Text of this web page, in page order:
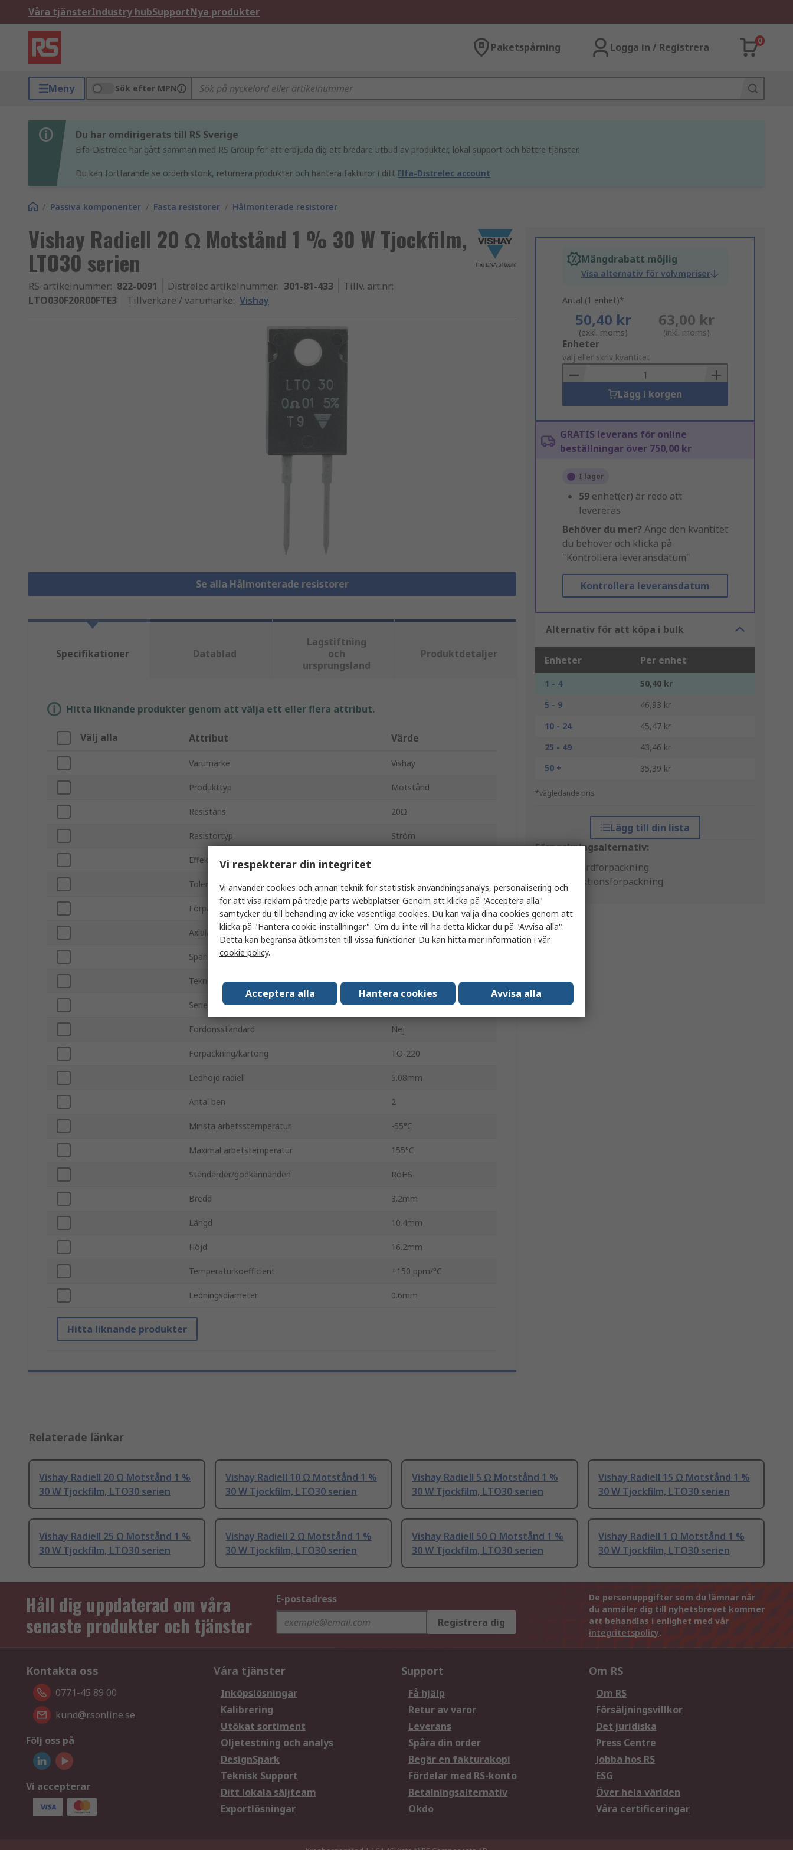
Våra tjänsterIndustry hubSupportNya produkter
Paketspårning Logga in / Registrera
0
Meny Sök efter MPN
Du har omdirigerats till RS Sverige
Elfa-Distrelec har gått samman med RS Group för att erbjuda dig ett bredare utbud av produkter, lokal support och bättre tjänster.
Du kan fortfarande se orderhistorik, returnera produkter och hantera fakturor i ditt Elfa-Distrelec account
/ Passiva komponenter / Fasta resistorer / Hålmonterade resistorer
Vishay Radiell 20 Ω Motstånd 1 % 30 W Tjockfilm,
LTO30 serien
RS-artikelnummer: 822-0091 Distrelec artikelnummer: 301-81-433 Tillv. art.nr:
LTO030F20R00FTE3
Tillverkare / varumärke: Vishay
Se alla Hålmonterade resistorer
Mängdrabatt möjlig
Visa alternativ för volympriser
Antal (1 enhet)*
50,40 kr
(exkl. moms)
63,00 kr
(inkl. moms)
Add
to
Basket
Enheter
välj eller skriv kvantitet
Lägg i korgen
GRATIS leverans för online
beställningar över 750,00 kr
I lager
59 enhet(er) är redo att
levereras
Behöver du mer? Ange den kvantitet
du behöver och klicka på
"Kontrollera leveransdatum"
Kontrollera leveransdatum
Alternativ för att köpa i bulk
Enheter Per enhet
1 - 4
50,40 kr
5 - 9
46,93 kr
10 - 24
45,47 kr
25 - 49
43,46 kr
50 +
35,39 kr
*vägledande pris
Lägg till din lista
Förpackningsalternativ:
Standardförpackning
Produktionsförpackning
Specifikationer Datablad
Lagstiftning
och
ursprungsland
Produktdetaljer
Hitta liknande produkter genom att välja ett eller flera attribut.
Välj alla Attribut Värde
Varumärke Vishay
Produkttyp Motstånd
Resistans 20Ω
Resistortyp Ström
Effektklassning
Tolerans ± 1%
Förpackning
Axial/radial Radiell
Spänning
Teknologi Tjockfilm
Serie LTO30
Fordonsstandard Nej
Förpackning/kartong TO-220
Ledhöjd radiell 5.08mm
Antal ben 2
Minsta arbetsstemperatur -55°C
Maximal arbetstemperatur 155°C
Standarder/godkännanden RoHS
Bredd 3.2mm
Längd 10.4mm
Höjd 16.2mm
Temperaturkoefficient +150 ppm/°C
Ledningsdiameter 0.6mm
Hitta liknande produkter
Relaterade länkar
Vishay Radiell 20 Ω Motstånd 1 %
30 W Tjockfilm, LTO30 serien
Vishay Radiell 10 Ω Motstånd 1 %
30 W Tjockfilm, LTO30 serien
Vishay Radiell 5 Ω Motstånd 1 %
30 W Tjockfilm, LTO30 serien
Vishay Radiell 15 Ω Motstånd 1 %
30 W Tjockfilm, LTO30 serien
Vishay Radiell 25 Ω Motstånd 1 %
30 W Tjockfilm, LTO30 serien
Vishay Radiell 2 Ω Motstånd 1 %
30 W Tjockfilm, LTO30 serien
Vishay Radiell 50 Ω Motstånd 1 %
30 W Tjockfilm, LTO30 serien
Vishay Radiell 1 Ω Motstånd 1 %
30 W Tjockfilm, LTO30 serien
Håll dig uppdaterad om våra
senaste produkter och tjänster
E-postadress
Registrera dig
De personuppgifter som du lämnar när
du anmäler dig till nyhetsbrevet kommer
att behandlas i enlighet med vår
integritetspolicy.
Kontakta oss
0771-45 89 00
kund@rsonline.se
Följ oss på
Vi accepterar
Våra tjänster
Inköpslösningar
Kalibrering
Utökat sortiment
Oljetestning och analys
DesignSpark
Teknisk Support
Ditt lokala säljteam
Exportlösningar
Support
Få hjälp
Retur av varor
Leverans
Spåra din order
Begär en fakturakopi
Fördelar med RS-konto
Betalningsalternativ
Okdo
Om RS
Om RS
Försäljningsvillkor
Det juridiska
Press Centre
Jobba hos RS
ESG
Över hela världen
Våra certificeringar
Vi respekterar din integritet
Vi använder cookies och annan teknik för statistisk användningsanalys, personalisering och
för att visa reklam på tredje parts webbplatser. Genom att klicka på "Acceptera alla"
samtycker du till behandling av icke väsentliga cookies. Du kan välja dina cookies genom att
klicka på "Hantera cookie-inställningar". Om du inte vill ha detta klickar du på "Avvisa alla".
Detta kan begränsa åtkomsten till vissa funktioner. Du kan hitta mer information i vår
cookie policy.
Acceptera alla Hantera cookies Avvisa alla